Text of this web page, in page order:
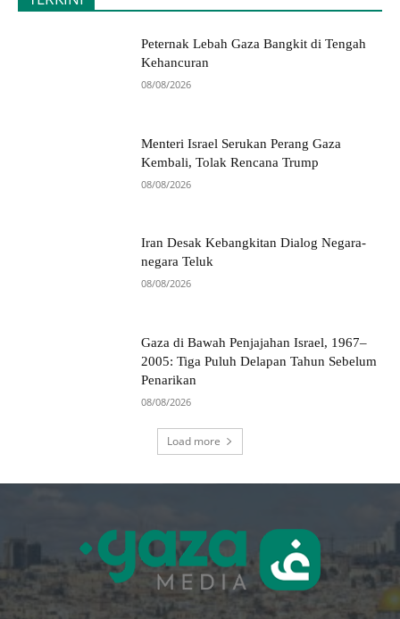
Peternak Lebah Gaza Bangkit di Tengah
Kehancuran
08/08/2026
Menteri Israel Serukan Perang Gaza
Kembali, Tolak Rencana Trump
08/08/2026
Iran Desak Kebangkitan Dialog Negara-
negara Teluk
08/08/2026
Gaza di Bawah Penjajahan Israel, 1967–
2005: Tiga Puluh Delapan Tahun Sebelum
Penarikan
08/08/2026
Load more